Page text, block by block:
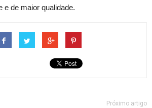
e de maior qualidade.
Próximo artigo